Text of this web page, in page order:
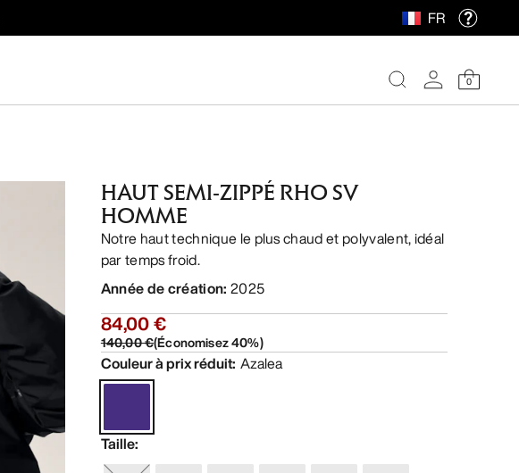
FR
0
HAUT SEMI-ZIPPÉ RHO SV
HOMME
Notre haut technique le plus chaud et polyvalent, idéal
par temps froid.
Année de création: 2025
84,00 €
140,00 €(Économisez40%)
Couleur à prix réduit: Azalea
Taille: